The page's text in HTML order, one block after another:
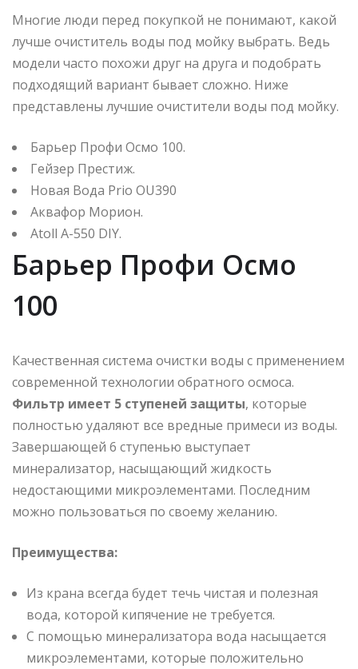
Многие люди перед покупкой не понимают, какой
лучше очиститель воды под мойку выбрать. Ведь
модели часто похожи друг на друга и подобрать
подходящий вариант бывает сложно. Ниже
представлены лучшие очистители воды под мойку.
Барьер Профи Осмо 100.
Гейзер Престиж.
Новая Вода Prio OU390
Аквафор Морион.
Atoll A-550 DIY.
Барьер Профи Осмо
100
Качественная система очистки воды с применением
современной технологии обратного осмоса.
Фильтр имеет 5 ступеней защиты, которые
полностью удаляют все вредные примеси из воды.
Завершающей 6 ступенью выступает
минерализатор, насыщающий жидкость
недостающими микроэлементами. Последним
можно пользоваться по своему желанию.
Преимущества:
Из крана всегда будет течь чистая и полезная
вода, которой кипячение не требуется.
С помощью минерализатора вода насыщается
микроэлементами, которые положительно